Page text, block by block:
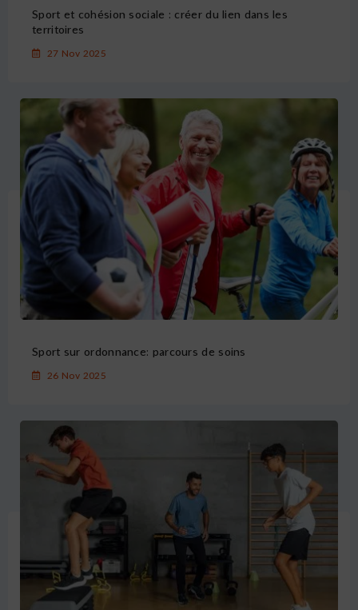
Sport et cohésion sociale : créer du lien dans les
territoires
27 Nov 2025
Sport sur ordonnance: parcours de soins
26 Nov 2025